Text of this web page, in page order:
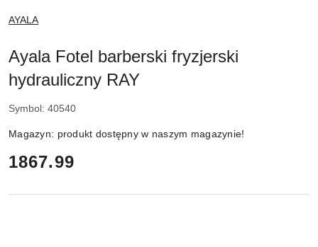
NAZWA
PRODUCENTA:
AYALA
Ayala Fotel barberski fryzjerski
hydrauliczny RAY
Symbol: 40540
Magazyn: produkt dostępny w naszym magazynie!
cena:
1867.99